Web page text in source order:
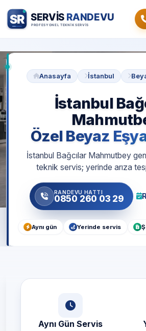
Anasayfa İstanbul
İstanbul
Özel Beyaz
İstanbul Bağcılar Mahmutbey
teknik servis; yerinde arıza
RANDEVU HATTI
0850 260 03 29
Aynı gün Yerinde servis
Aynı Gün Servis